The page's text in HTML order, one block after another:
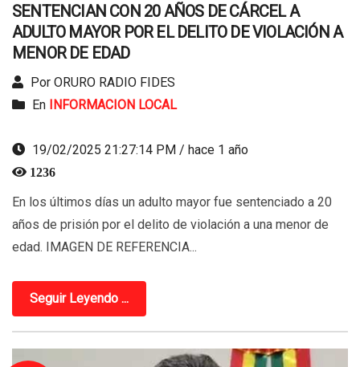
SENTENCIAN CON 20 AÑOS DE CÁRCEL A
ADULTO MAYOR POR EL DELITO DE VIOLACIÓN A
MENOR DE EDAD
Por ORURO RADIO FIDES
En
INFORMACION LOCAL
19/02/2025 21:27:14 PM / hace 1 año
1236
En los últimos días un adulto mayor fue sentenciado a 20
años de prisión por el delito de violación a una menor de
edad. IMAGEN DE REFERENCIA...
Seguir Leyendo ...